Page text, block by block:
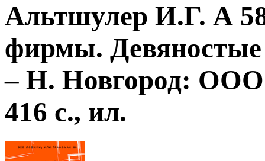
Альтшулер И.Г. А
фирмы. Девяностые
– Н. Новгород: ООО
416 с., ил.